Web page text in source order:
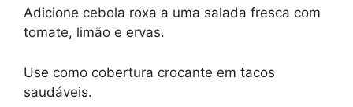
Adicione cebola roxa a uma salada fresca com
tomate, limão e ervas.
Use como cobertura crocante em tacos
saudáveis.